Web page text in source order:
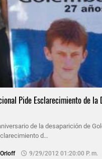
Pide Esclarecimiento de la
de la desaparición de
d…
9/29/2012 01:20:00 P. M.